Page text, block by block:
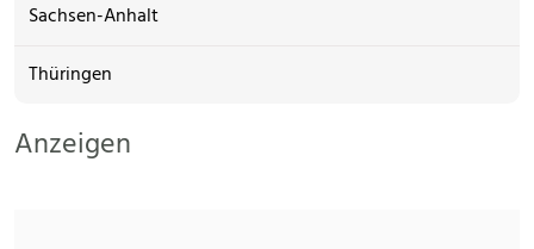
Sachsen-Anhalt
Thüringen
Anzeigen